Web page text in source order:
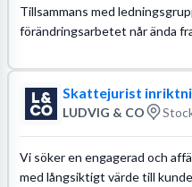
Tillsammans med
förändringsarbetet når ända
Skattejurist
LUDVIG & CO
Vi söker en engagerad och
med långsiktigt värde till